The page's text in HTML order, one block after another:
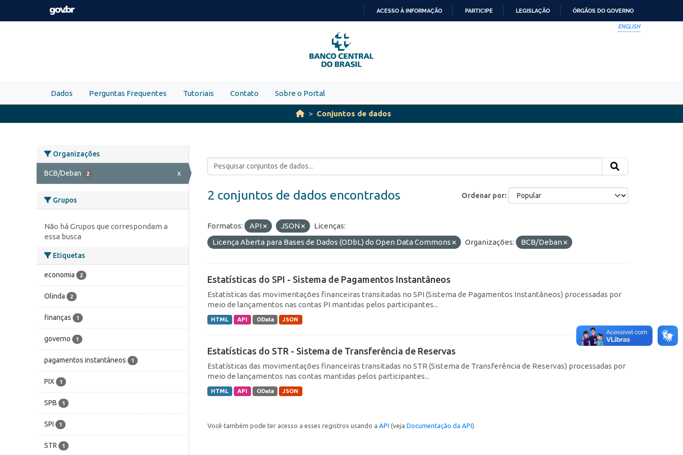
Skip to main content
PARA
O
CONTEÚDO
ACESSO À INFORMAÇÃO PARTICIPE LEGISLAÇÃO ÓRGÃOS DO GOVERNO
ENGLISH
Dados Perguntas Frequentes Tutoriais Contato Sobre o Portal
Conjuntos de dados
Organizações
BCB/Deban 2 x
Grupos
Não há Grupos que correspondam a
essa busca
Etiquetas
economia 2
Olinda 2
finanças 1
governo 1
pagamentos instantâneos 1
PIX 1
SPB 1
SPI 1
STR 1
Ordenar por
2 conjuntos de dados encontrados
Formatos: API JSON
Licenças:
Licença Aberta para Bases de Dados (ODbL) do Open Data Commons
Organizações: BCB/Deban
Estatísticas do SPI - Sistema de Pagamentos Instantâneos
Estatísticas das movimentações financeiras transitadas no SPI (Sistema de Pagamentos Instantâneos) processadas por
meio de lançamentos nas contas PI mantidas pelos participantes...
HTML API OData JSON
Estatísticas do STR - Sistema de Transferência de Reservas
Estatísticas das movimentações financeiras transitadas no STR (Sistema de Transferência de Reservas) processadas por
meio de lançamentos nas contas mantidas pelos participantes...
HTML API OData JSON
Você também pode ter acesso a esses registros usando a API (veja Documentação da API).